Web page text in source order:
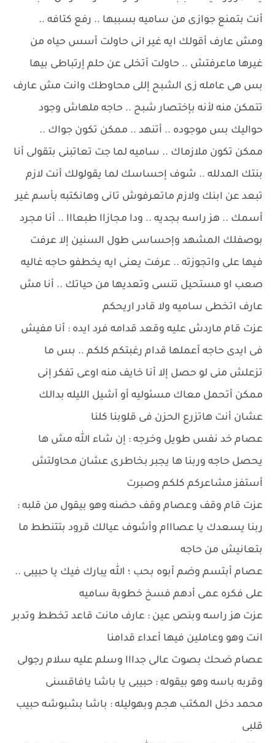
أنت بتمنع جوازى من ساميه بسببها .. رفع كتافه ..
ومش عارف أقولك ايه غير انى حاولت أسس حياه من
غيرها ماعرفتش .. حاولت أتخلى عن حلم إرتباطى بيها
بس هى عامله زى الشبح إللى محاوطك وانت مش عارف
تتمكن منه لأنه بإختصار شبح .. حاجه ملهاش وجود
حواليك بس موجوده .. أتنهد .. ممكن تكون جواك ..
ممكن تكون ملازماك .. ساميه لما جت تعاتبنى بتقولى أنا
بنتك المدلله .. شوف إحساسك لما يقولولك أنت لازم
تبعد عن ابنك ولازم ماتعرفوش تانى وهانكتبه بأسم غير
أسمك .. هز راسه بجديه .. ودا مجازاا طبعااا .. أنا مجرد
بوصفلك المشهد وإحساسى طول السنين إلا عرفت
فيها على واتجوزته .. عرفت يعنى ايه يخطفو حاجه غاليه
صعب او مستحيل تنسى وتعديها من حياتك .. أنا مش
عارف اتخطى ساميه ولا قادر اريحكم
عزت قام ماردش عليه وقعد قدامه فرد ايده : أنا مفيش
فى ايدى حاجه أعملها قدام رغبتكم كلكم .. بس ما
تزعلش منى لو حصل إلا أنا خايف منه اوعى تفكر إنى
ممكن أتحمل معاك مسئوليه أو أشيل الليله بدالك
عشان أنت هاتزرع الحزن فى قلوبنا كلنا
عصام خد نفس طويل وخرجه : إن شاء الله مش ها
يحصل حاجه وربنا ها يجبر بخاطرى عشان محاولتش
أستفز مشاعركم كلكم وصبرت
عزت قام وقف وعصام وقف حضنه وهو بيقول من قلبه :
ربنا يسعدك يا عصااام وأشوف عيالك قرود بتتنطط ما
بتعانيش من حاجه
عصام أبتسم وضم أبوه بحب ؛ الله يبارك فيك يا حبيبى ..
على فكره عمى أدهم فسخ خطوبة ساميه
عزت هز راسه وبنص عين : عارف مانت قاعد تخطط وتدبر
انت وهو وعاملين فيها أعداء قدامنا
عصام ضحك بصوت عالى جدااا وسلم عليه سلام رجولى
وقربه باسه وهو بيقوله : حبيبى يا باشا يافاقسنى
محمد دخل المكتب هجم وبهوليله : باشا بشبوشه حبيب
قلبى